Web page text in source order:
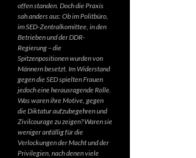
offen standen. Doch die Praxis
sah anders aus: Ob im Politbüro,
im SED-Zentralkomittee, in den
Betrieben und der DDR-
Regierung – die
Spitzenpositionen wurden von
Männern besetzt. Im Widerstand
gegen die SED spielten Frauen
jedoch eine herausragende Rolle.
Was waren ihre Motive, gegen
die Diktatur aufzubegehren und
Zivilcourage zu zeigen? Waren sie
weniger anfällig für die
Verlockungen der Macht und der
Privilegien, nach denen viele